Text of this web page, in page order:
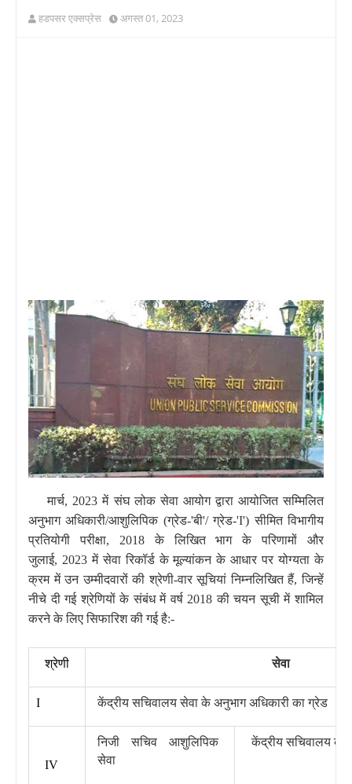
हडपसर एक्सप्रेस अगस्त 01, 2023
मार्च, 2023 में संघ लोक सेवा आयोग द्वारा आयोजित सम्मिलित
अनुभाग अधिकारी/आशुलिपिक (ग्रेड-'बी'/ग्रेड-'I')सीमित विभागीय
प्रतियोगी परीक्षा, 2018 के लिखित भाग के परिणामों और
जुलाई, 2023 में सेवा रिकॉर्ड के मूल्यांकन के आधार पर योग्यता के
क्रम में उन उम्मीदवारों की श्रेणी-वार सूचियां निम्नलिखित हैं,जिन्हें
नीचे दी गई श्रेणियों के संबंध में वर्ष 2018 की चयन सूची में शामिल
करने के लिए सिफारिश की गई है:-
श्रेणी सेवा
I केंद्रीय सचिवालय सेवा के अनुभाग अधिकारी का ग्रेड
IV
निजी सचिव आशुलिपिक
सेवा
केंद्रीय सचिवालय का